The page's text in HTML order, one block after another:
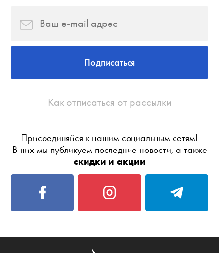
Подписаться
Как отписаться от рассылки
Присоединяйся к нашим социальным сетям!
В них мы публикуем последние новости, а также
скидки и акции